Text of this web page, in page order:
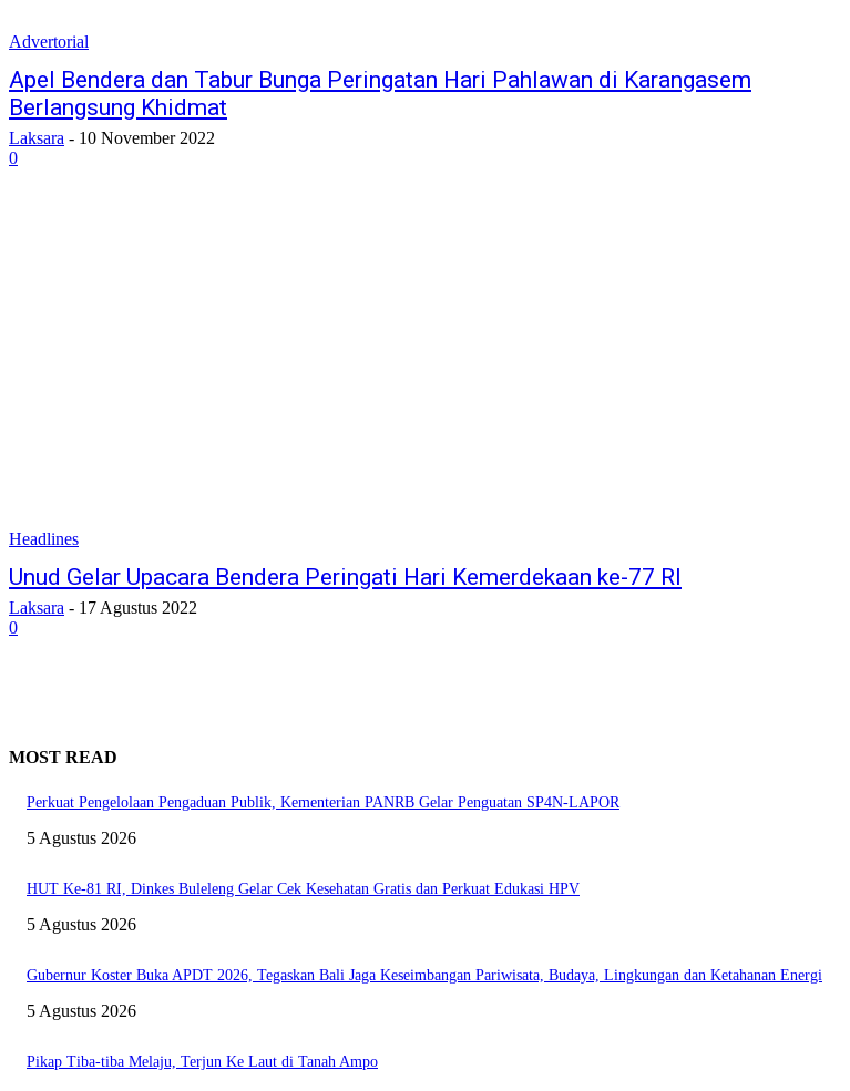
Advertorial
Apel Bendera dan Tabur Bunga Peringatan Hari Pahlawan di Karangasem
Berlangsung Khidmat
Laksara - 10 November 2022
0
Headlines
Unud Gelar Upacara Bendera Peringati Hari Kemerdekaan ke-77 RI
Laksara - 17 Agustus 2022
0
MOST READ
Perkuat Pengelolaan Pengaduan Publik, Kementerian PANRB Gelar Penguatan SP4N-LAPOR
5 Agustus 2026
HUT Ke-81 RI, Dinkes Buleleng Gelar Cek Kesehatan Gratis dan Perkuat Edukasi HPV
5 Agustus 2026
Gubernur Koster Buka APDT 2026, Tegaskan Bali Jaga Keseimbangan Pariwisata, Budaya, Lingkungan dan Ketahanan Energi
5 Agustus 2026
Pikap Tiba-tiba Melaju, Terjun Ke Laut di Tanah Ampo